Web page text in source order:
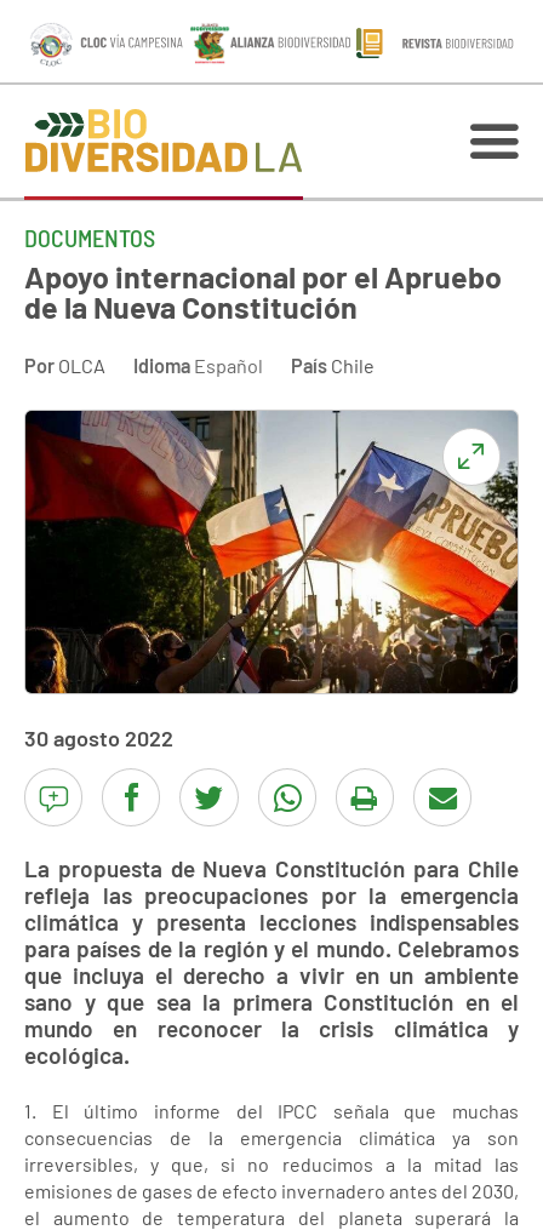
DOCUMENTOS
Apoyo internacional por el Apruebo
de la Nueva Constitución
Por OLCA Idioma Español País Chile
30 agosto 2022
La propuesta de Nueva Constitución para Chile
refleja las preocupaciones por la emergencia
climática y presenta lecciones indispensables
para países de la región y el mundo. Celebramos
que incluya el derecho a vivir en un ambiente
sano y que sea la primera Constitución en el
mundo en reconocer la crisis climática y
ecológica.
1. El último informe del IPCC señala que muchas
consecuencias de la emergencia climática ya son
irreversibles, y que, si no reducimos a la mitad las
emisiones de gases de efecto invernadero antes del 2030,
el aumento de temperatura del planeta superará la